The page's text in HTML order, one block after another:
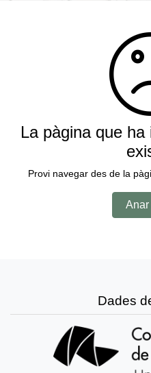
La pàgina que
Provi navegar des de la
Anar
Dades